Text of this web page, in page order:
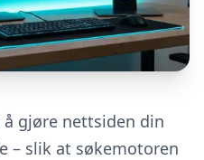
å gjøre nettsiden din
– slik at søkemotoren